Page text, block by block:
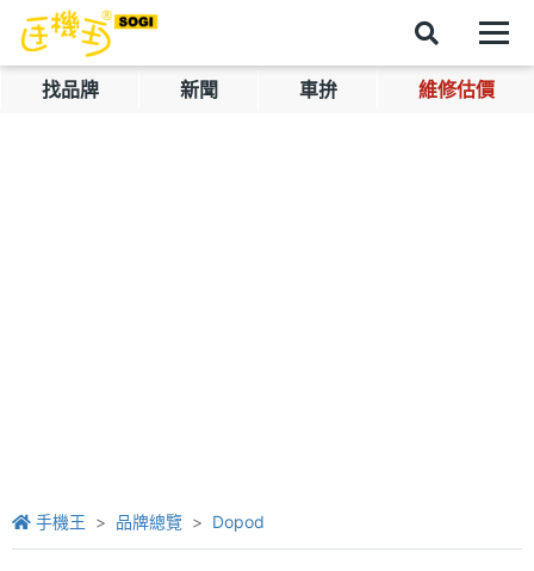
找品牌 新聞 車拚 維修估價
手機王 品牌總覽 Dopod